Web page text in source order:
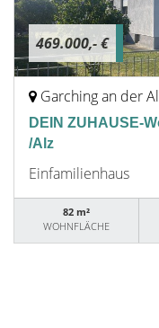
469.000,- €
Garching an der
DEIN ZUHAUSE-
/Alz
Einfamilienhaus
82 m²
WOHNFLÄCHE